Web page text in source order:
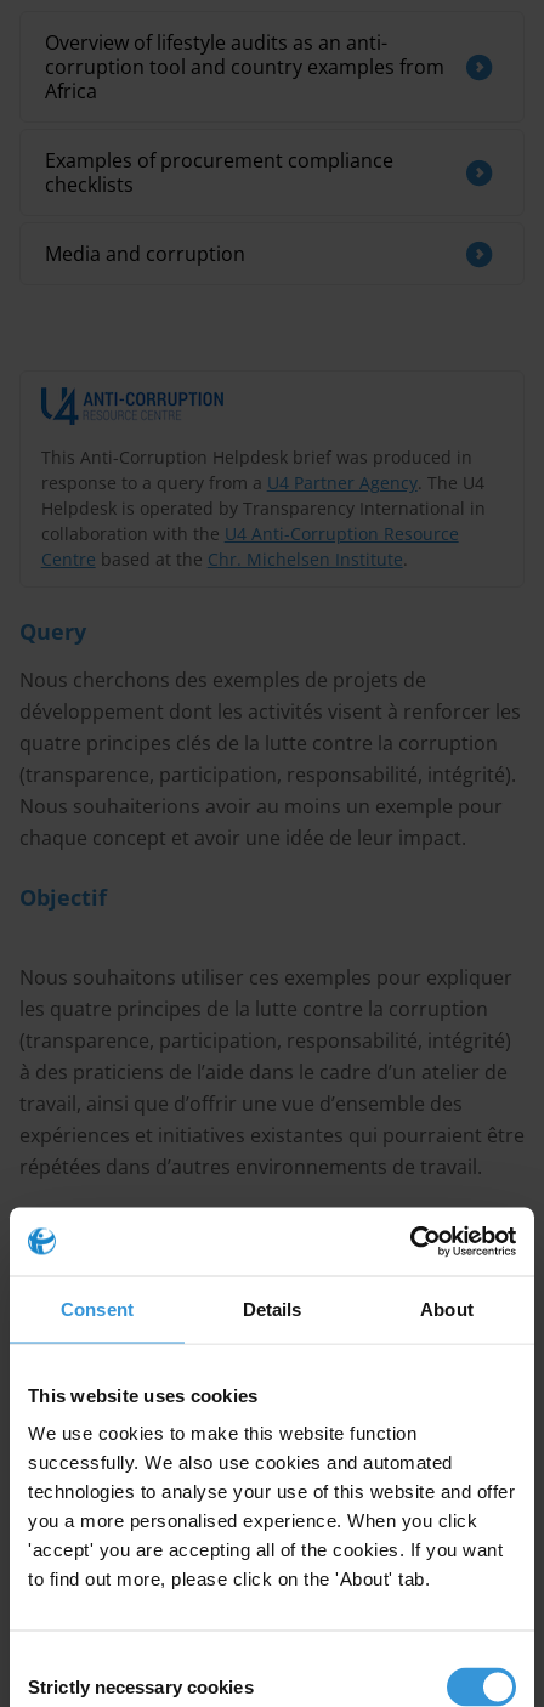
Consent Details About
This website uses cookies
We use cookies to make this website function
successfully. We also use cookies and automated
technologies to analyse your use of this website and offer
you a more personalised experience. When you click
'accept' you are accepting all of the cookies. If you want
to find out more, please click on the 'About' tab.
Selection
Strictly necessary cookies
This Anti-Corruption Helpdesk brief was produced in
response to a query from a U4 Partner Agency. The U4
Helpdesk is operated by Transparency International in
collaboration with the U4 Anti-Corruption Resource
Centre based at the Chr. Michelsen Institute.
Query
Nous cherchons des exemples de projets de
développement dont les activités visent à renforcer les
quatre principes clés de la lutte contre la corruption
(transparence, participation, responsabilité, intégrité).
Nous souhaiterions avoir au moins un exemple pour
chaque concept et avoir une idée de leur impact.
Objectif
Nous souhaitons utiliser ces exemples pour expliquer
les quatre principes de la lutte contre la corruption
(transparence, participation, responsabilité, intégrité)
à des praticiens de l’aide dans le cadre d’un atelier de
travail, ainsi que d’offrir une vue d’ensemble des
expériences et initiatives existantes qui pourraient être
répétées dans d’autres environnements de travail.
Sommaire
contre la corruption
3. Exemples d’interventions horizontales en faveur de
la responsabilisation
4. Exemples d’initiatives renforçant les infrastructures
d’intégrité des organisations
5. Références
Overview of lifestyle audits as an anti-
corruption tool and country examples from
Africa
Examples of procurement compliance
checklists
Media and corruption